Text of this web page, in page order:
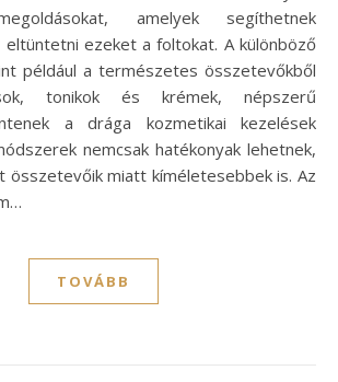
amelyek segíthetnek
eltüntetni ezeket a foltokat. A különböző
például a természetes összetevőkből
tonikok és krémek, népszerű
a drága kozmetikai kezelések
nemcsak hatékonyak lehetnek,
összetevőik miatt kíméletesebbek is. Az
TOVÁBB